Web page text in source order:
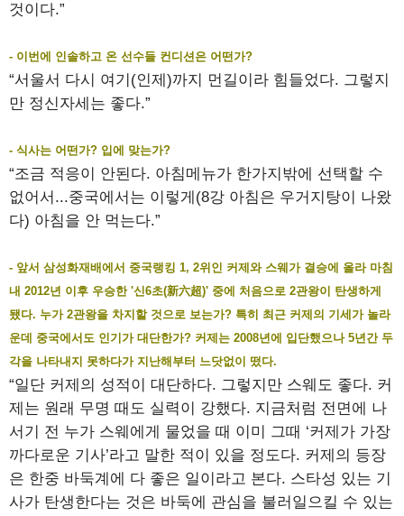
것이다.”
- 이번에 인솔하고 온 선수들 컨디션은 어떤가?
“서울서 다시 여기(인제)까지 먼길이라 힘들었다. 그렇지
만 정신자세는 좋다.”
- 식사는 어떤가? 입에 맞는가?
“조금 적응이 안된다. 아침메뉴가 한가지밖에 선택할 수
없어서...중국에서는 이렇게(8강 아침은 우거지탕이 나왔
다) 아침을 안 먹는다.”
- 앞서 삼성화재배에서 중국랭킹 1, 2위인 커제와 스웨가 결승에 올라 마침
내 2012년 이후 우승한 '신6초(新六超)' 중에 처음으로 2관왕이 탄생하게
됐다. 누가 2관왕을 차지할 것으로 보는가? 특히 최근 커제의 기세가 놀라
운데 중국에서도 인기가 대단한가? 커제는 2008년에 입단했으나 5년간 두
각을 나타내지 못하다가 지난해부터 느닷없이 떴다.
“일단 커제의 성적이 대단하다. 그렇지만 스웨도 좋다. 커
제는 원래 무명 때도 실력이 강했다. 지금처럼 전면에 나
서기 전 누가 스웨에게 물었을 때 이미 그때 ‘커제가 가장
까다로운 기사’라고 말한 적이 있을 정도다. 커제의 등장
은 한중 바둑계에 다 좋은 일이라고 본다. 스타성 있는 기
사가 탄생한다는 것은 바둑에 관심을 불러일으킬 수 있는